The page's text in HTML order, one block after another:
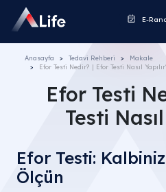
E-
Anasayfa Tedavi Rehberi
Makale
Efor Testi Nedir? | Efor Testi Nasıl
Efor Testi
Testi
Efor Testi:
Ölçün